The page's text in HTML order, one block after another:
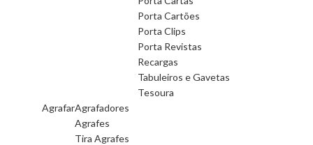
Porta Cartões
Porta Clips
Porta Revistas
Recargas
Tabuleiros e Gavetas
Tesoura
AgrafarAgrafadores
Agrafes
Tira Agrafes